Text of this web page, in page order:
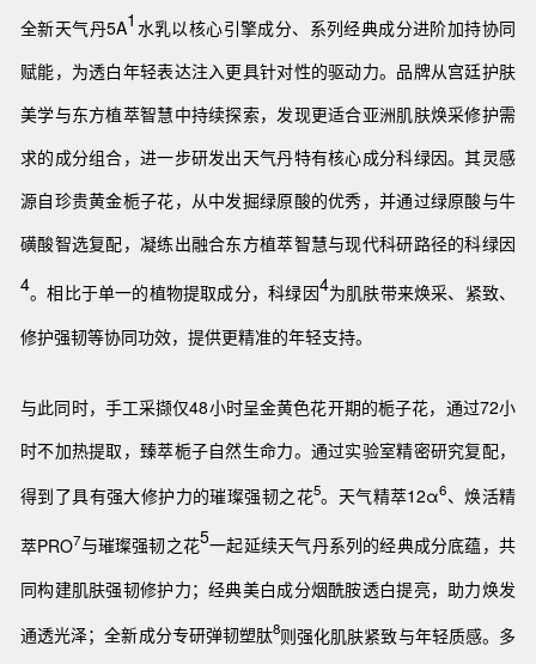
全新天气丹5A1 水乳以核心引擎成分、系列经典成分进阶加持协同
赋能，为透白年轻表达注入更具针对性的驱动力。品牌从宫廷护肤
美学与东方植萃智慧中持续探索，发现更适合亚洲肌肤焕采修护需
求的成分组合，进一步研发出天气丹特有核心成分科绿因。其灵感
源自珍贵黄金栀子花， 从中发掘绿原酸的优秀，并通过绿原酸与牛
磺酸智选复配，凝练出融合东方植萃智慧与现代科研路径的科绿因
4。相比于单一的植物提取成分，科绿因4为肌肤带来焕采、紧致、
修护强韧等协同功效，提供更精准的年轻支持。
与此同时， 手工采撷仅48小时呈金黄色花开期的栀子花，通过72小
时不加热提取，臻萃栀子自然生命力。 通过实验室精密研究复配，
得到了具有强大修护力的璀璨强韧之花5。天气精萃12α6、焕活精
萃PRO7与璀璨强韧之花5一起延续天气丹系列的经典成分底蕴，共
同构建肌肤强韧修护力；经典美白成分烟酰胺透白提亮，助力焕发
通透光泽；全新成分专研弹韧塑肽8则强化肌肤紧致与年轻质感。多